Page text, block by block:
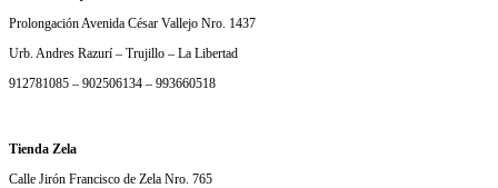
Prolongación Avenida César Vallejo Nro. 1437
Urb. Andres Razurí – Trujillo – La Libertad
912781085 – 902506134 – 993660518
Tienda Zela
Calle Jirón Francisco de Zela Nro. 765